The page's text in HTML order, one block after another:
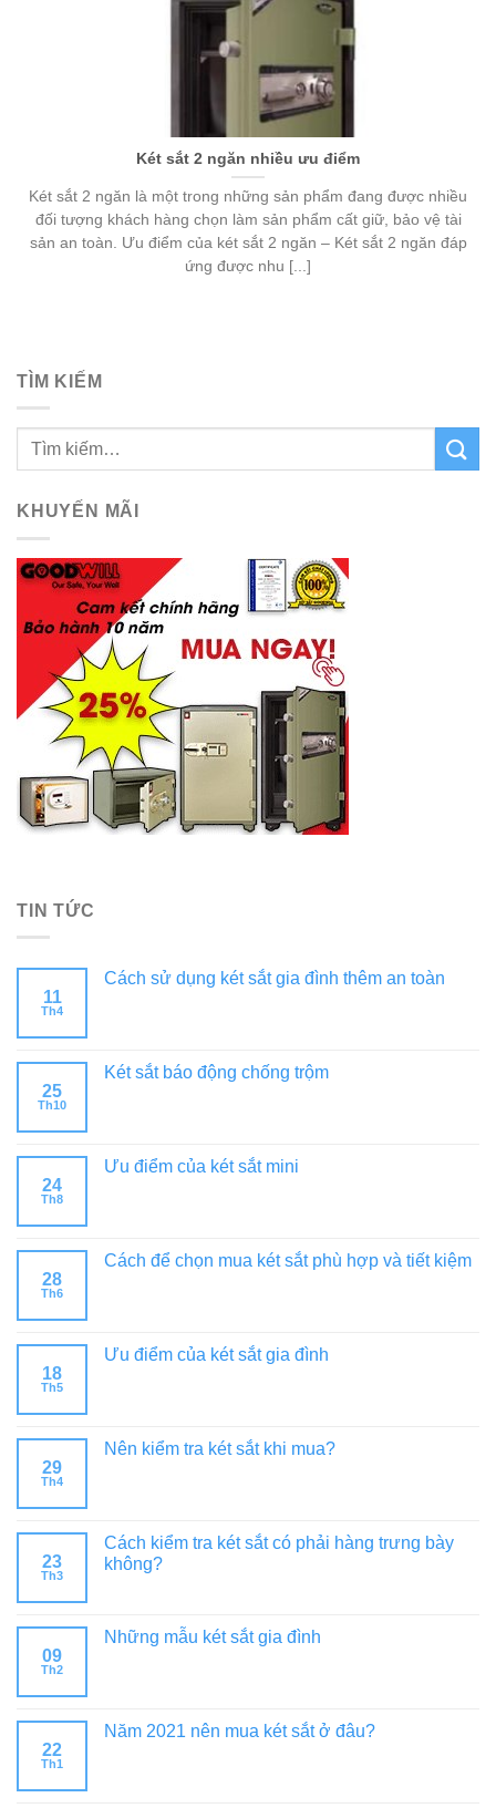
Két sắt 2 ngăn nhiều ưu điểm
Két sắt 2 ngăn là một trong những sản phẩm đang được nhiều
đối tượng khách hàng chọn làm sản phẩm cất giữ, bảo vệ tài
sản an toàn. Ưu điểm của két sắt 2 ngăn – Két sắt 2 ngăn đáp
ứng được nhu [...]
TÌM KIẾM
KHUYẾN MÃI
TIN TỨC
11
Th4
Cách sử dụng két sắt gia đình thêm an toàn
25
Th10
Két sắt báo động chống trộm
24
Th8
Ưu điểm của két sắt mini
28
Th6
Cách để chọn mua két sắt phù hợp và tiết kiệm
18
Th5
Ưu điểm của két sắt gia đình
29
Th4
Nên kiểm tra két sắt khi mua?
23
Th3
Cách kiểm tra két sắt có phải hàng trưng bày
không?
09
Th2
Những mẫu két sắt gia đình
22
Th1
Năm 2021 nên mua két sắt ở đâu?